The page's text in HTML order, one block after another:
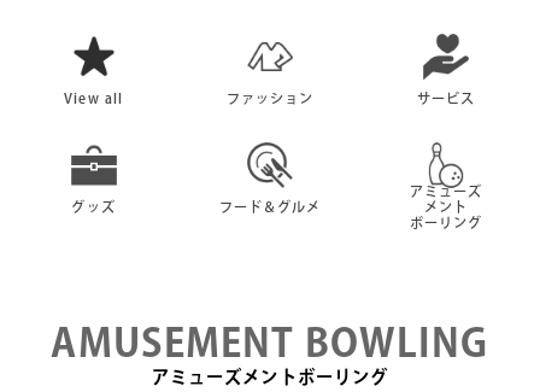
View all ファッション サービス
グッズ フード＆グルメ
アミューズ
メント
ボーリング
AMUSEMENT BOWLING
アミューズメントボーリング